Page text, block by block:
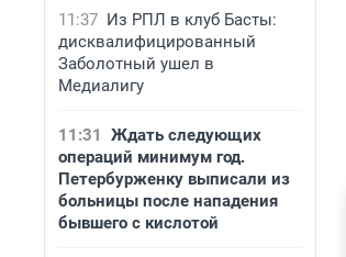
11:37 Из РПЛ в клуб Басты:
дисквалифицированный
Заболотный ушел в
Медиалигу
11:31
Ждать следующих
операций минимум год.
Петербурженку выписали из
больницы после нападения
бывшего с кислотой